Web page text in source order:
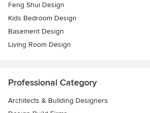
Feng Shui Design
Kids Bedroom Design
Basement Design
Living Room Design
Professional Category
Architects & Building Designers